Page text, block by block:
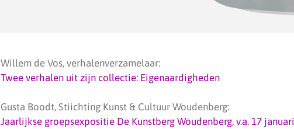
Willem de Vos, verhalenverzamelaar:
Twee verhalen uit zijn collectie: Eigenaardigheden
Gusta Boodt, Stiichting Kunst & Cultuur Woudenberg:
Jaarlijkse groepsexpositie De Kunstberg Woudenberg, v.a. 17 januari